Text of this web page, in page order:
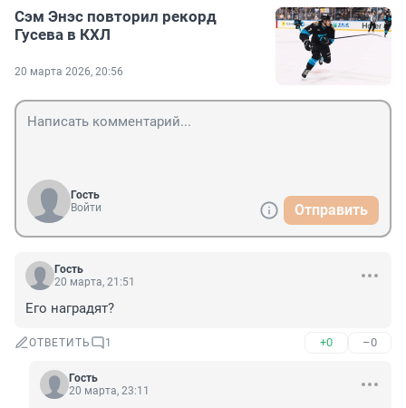
Сэм Энэс повторил рекорд
Гусева в КХЛ
20 марта 2026, 20:56
Гость
Войти
Отправить
Гость
20 марта, 21:51
Его наградят?
ОТВЕТИТЬ 1 +0 –0
Гость
20 марта, 23:11